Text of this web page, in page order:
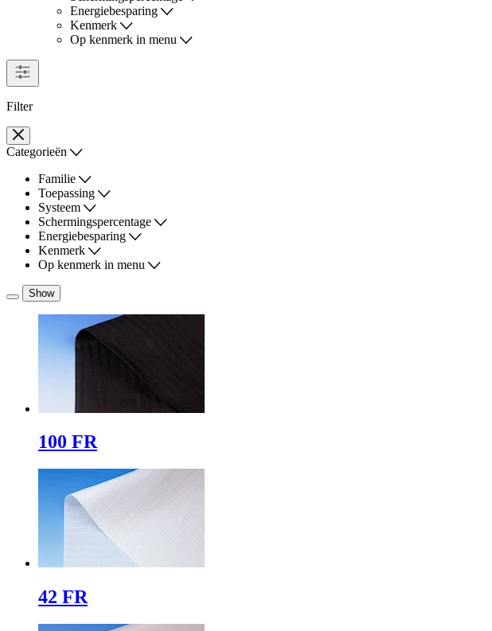
Energiebesparing
Kenmerk
Op kenmerk in menu
Filter
Categorieën
Familie
Toepassing
Systeem
Schermingspercentage
Energiebesparing
Kenmerk
Op kenmerk in menu
Show
100 FR
42 FR